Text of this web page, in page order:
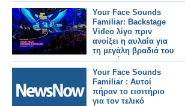
Your Face Sounds
Familiar: Backstage
Video λίγο πριν
ανοίξει η αυλαία για
τη μεγάλη βραδιά του
Τελικού
Your Face Sounds
Familiar : Αυτοί
πήραν το εισιτήριο
για τον τελικό